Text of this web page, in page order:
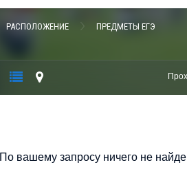
РАСПОЛОЖЕНИЕ ПРЕДМЕТЫ ЕГЭ
По вашему запросу ничего не